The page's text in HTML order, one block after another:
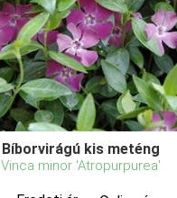
Bíborvirágú kis meténg
Vinca minor 'Atropurpurea'